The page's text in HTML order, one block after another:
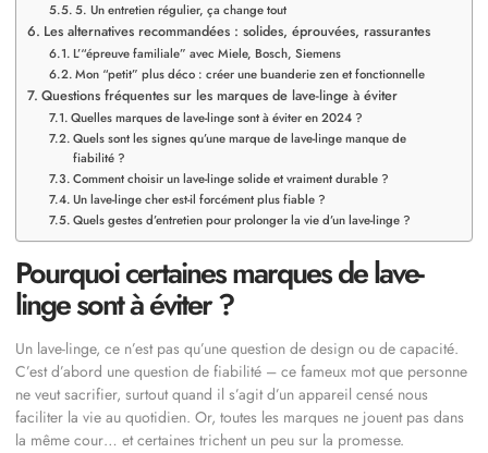
5. Un entretien régulier, ça change tout
Les alternatives recommandées : solides, éprouvées, rassurantes
L’“épreuve familiale” avec Miele, Bosch, Siemens
Mon “petit” plus déco : créer une buanderie zen et fonctionnelle
Questions fréquentes sur les marques de lave-linge à éviter
Quelles marques de lave-linge sont à éviter en 2024 ?
Quels sont les signes qu’une marque de lave-linge manque de
fiabilité ?
Comment choisir un lave-linge solide et vraiment durable ?
Un lave-linge cher est-il forcément plus fiable ?
Quels gestes d’entretien pour prolonger la vie d’un lave-linge ?
Pourquoi certaines marques de lave-
linge sont à éviter ?
Un lave-linge, ce n’est pas qu’une question de design ou de capacité.
C’est d’abord une question de fiabilité – ce fameux mot que personne
ne veut sacrifier, surtout quand il s’agit d’un appareil censé nous
faciliter la vie au quotidien. Or, toutes les marques ne jouent pas dans
la même cour… et certaines trichent un peu sur la promesse.